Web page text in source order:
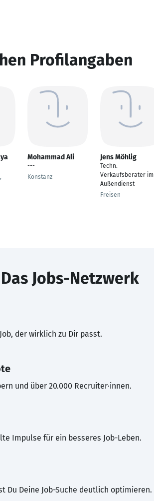
Profilangaben
Mohammad Ali
---
Konstanz
Jens Möhlig
Techn.
Verkaufsberater im
Außendienst
Freisen
Das Jobs-Netzwerk
der wirklich zu Dir passt.
und über 20.000 Recruiter·innen.
Impulse für ein besseres Job-Leben.
Du Deine Job-Suche deutlich optimieren.